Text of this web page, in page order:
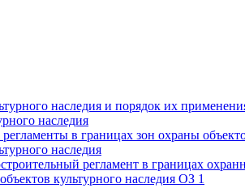
наследия и порядок их
наследия
в границах зон охраны
наследия
регламент в границах
культурного наследия ОЗ 1